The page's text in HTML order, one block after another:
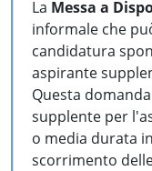
La Messa a
informale che
candidatura
aspirante
Questa
supplente per
o media durata
scorrimento